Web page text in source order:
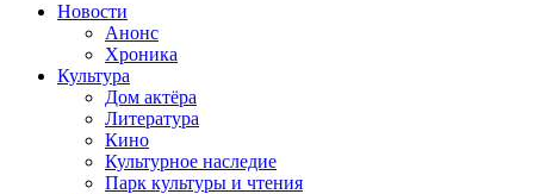
Новости
Анонс
Хроника
Культура
Дом актёра
Литература
Кино
Культурное наследие
Парк культуры и чтения